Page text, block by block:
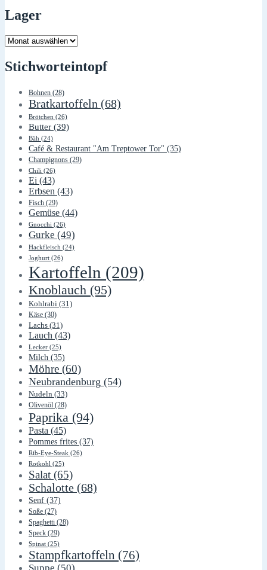
Lager
Lager
Stichworteintopf
Bohnen (28)
Bratkartoffeln (68)
Brötchen (26)
Butter (39)
Bäh (24)
Café & Restaurant "Am Treptower Tor" (35)
Champignons (29)
Chili (26)
Ei (43)
Erbsen (43)
Fisch (29)
Gemüse (44)
Gnocchi (26)
Gurke (49)
Hackfleisch (24)
Joghurt (26)
Kartoffeln (209)
Knoblauch (95)
Kohlrabi (31)
Käse (30)
Lachs (31)
Lauch (43)
Lecker (25)
Milch (35)
Möhre (60)
Neubrandenburg (54)
Nudeln (33)
Olivenöl (28)
Paprika (94)
Pasta (45)
Pommes frites (37)
Rib-Eye-Steak (26)
Rotkohl (25)
Salat (65)
Schalotte (68)
Senf (37)
Soße (27)
Spaghetti (28)
Speck (29)
Spinat (25)
Stampfkartoffeln (76)